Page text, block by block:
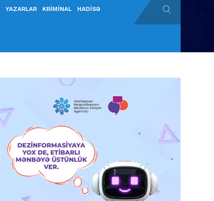
YAZARLAR KRİMİNAL HADİSƏ